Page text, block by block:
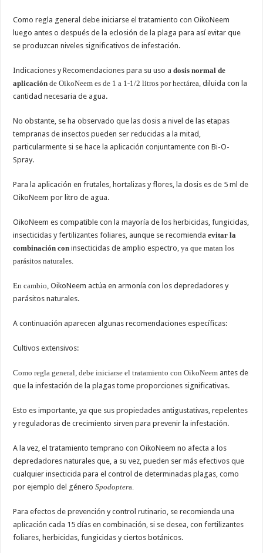
Como regla general debe iniciarse el tratamiento con OikoNeem
luego antes o después de la eclosión de la plaga para así evitar que
se produzcan niveles significativos de infestación.
Indicaciones y Recomendaciones para su uso adosis normal de
aplicaciónde OikoNeem es de 1 a 1-1/2 litros por hectárea,diluida con la
cantidad necesaria de agua.
No obstante, se ha observado que las dosis a nivel de las etapas
tempranas de insectos pueden ser reducidas a la mitad,
particularmente si se hace la aplicación conjuntamente con Bi-O-
Spray.
Para la aplicación en frutales, hortalizas y flores, la dosis es de 5 ml de
OikoNeem por litro de agua.
OikoNeem es compatible con la mayoría de los herbicidas, fungicidas,
insecticidas y fertilizantes foliares, aunque se recomiendaevitar la
combinación coninsecticidas de amplio espectro , ya que matan los
parásitos naturales.
En cambio,OikoNeem actúa en armonía con los depredadores y
parásitos naturales.
A continuación aparecen algunas recomendaciones específicas:
Cultivos extensivos:
Como regla general, debe iniciarse el tratamiento con OikoNeem antes de
que la infestación de la plagas tome proporciones significativas.
Esto es importante, ya que sus propiedades antigustativas, repelentes
y reguladoras de crecimiento sirven para prevenir la infestación.
A la vez, el tratamiento temprano con OikoNeem no afecta a los
depredadores naturales que, a su vez, pueden ser más efectivos que
cualquier insecticida para el control de determinadas plagas, como
por ejemplo del géneroSpodoptera.
Para efectos de prevención y control rutinario, se recomienda una
aplicación cada 15 días en combinación, si se desea, con fertilizantes
foliares, herbicidas, fungicidas y ciertos botánicos.